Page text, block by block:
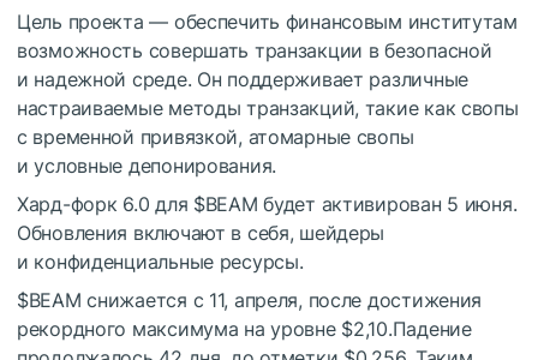
Цель проекта — обеспечить финансовым институтам
возможность совершать транзакции в безопасной
и надежной среде. Он поддерживает различные
настраиваемые методы транзакций, такие как свопы
с временной привязкой, атомарные свопы
и условные депонирования.
Хард-форк 6.0 для $BEAM будет активирован 5 июня.
Обновления включают в себя, шейдеры
и конфиденциальные ресурсы.
$BEAM снижается с 11, апреля, после достижения
рекордного максимума на уровне $2,10.Падение